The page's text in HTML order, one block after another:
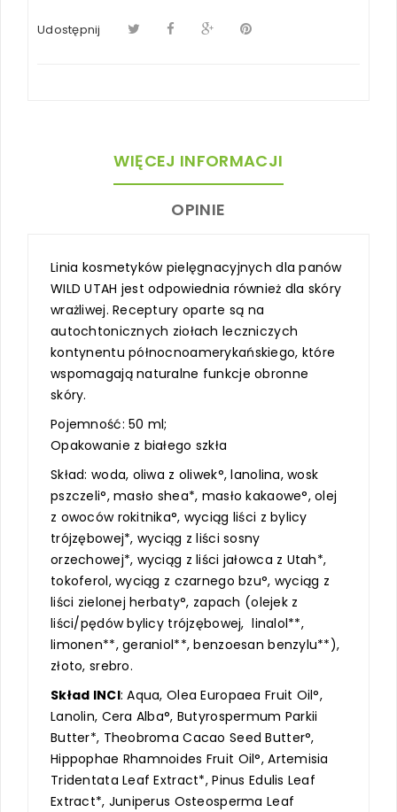
Udostępnij
WIĘCEJ INFORMACJI
OPINIE
Linia kosmetyków pielęgnacyjnych dla panów
WILD UTAH jest odpowiednia również dla skóry
wrażliwej. Receptury oparte są na
autochtonicznych ziołach leczniczych
kontynentu północnoamerykańskiego, które
wspomagają naturalne funkcje obronne
skóry.
Pojemność: 50 ml;
Opakowanie z białego szkła
Skład: woda, oliwa z oliwek°, lanolina, wosk
pszczeli°, masło shea*, masło kakaowe°, olej
z owoców rokitnika°, wyciąg liści z bylicy
trójzębowej*, wyciąg z liści sosny
orzechowej*, wyciąg z liści jałowca z Utah*,
tokoferol, wyciąg z czarnego bzu°, wyciąg z
liści zielonej herbaty°, zapach (olejek z
liści/pędów bylicy trójzębowej, linalol**,
limonen**, geraniol**, benzoesan benzylu**),
złoto, srebro.
Skład INCI: Aqua, Olea Europaea Fruit Oil°,
Lanolin, Cera Alba°, Butyrospermum Parkii
Butter*, Theobroma Cacao Seed Butter°,
Hippophae Rhamnoides Fruit Oil°, Artemisia
Tridentata Leaf Extract*, Pinus Edulis Leaf
Extract*, Juniperus Osteosperma Leaf